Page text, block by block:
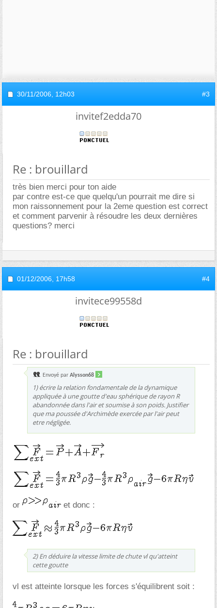
30/11/2006, 12h03 #3
invitef2edda70
Re : brouillard
très bien merci pour ton aide
par contre est-ce que quelqu'un pourrait me dire si
mon raissonnement pour la 2eme question est correct
et comment parvenir à résoudre les deux dernières
questions? merci
01/12/2006, 17h58 #4
invitece99558d
Re : brouillard
Envoyé par Alysson68
1) écrire la relation fondamentale de la dynamique
appliquée à une goutte d'eau sphérique de rayon R
abandonnée dans l'air et soumise à son poids. Justifier
que ma poussée d'Archimède exercée par l'air peut
etre négligée.
or et donc :
2) En déduire la vitesse limite de chute vl qu'atteint
cette goutte
vl est atteinte lorsque les forces s'équilibrent soit :